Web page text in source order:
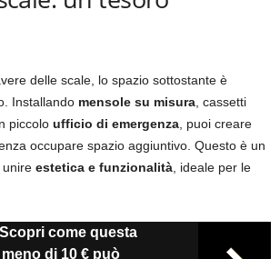
delle scale, lo spazio sottostante è
Installando mensole su misura, cassetti
piccolo ufficio di emergenza, puoi creare
occupare spazio aggiuntivo. Questo è un
unire estetica e funzionalità, ideale per le
Scopri come questa
di 10 € può